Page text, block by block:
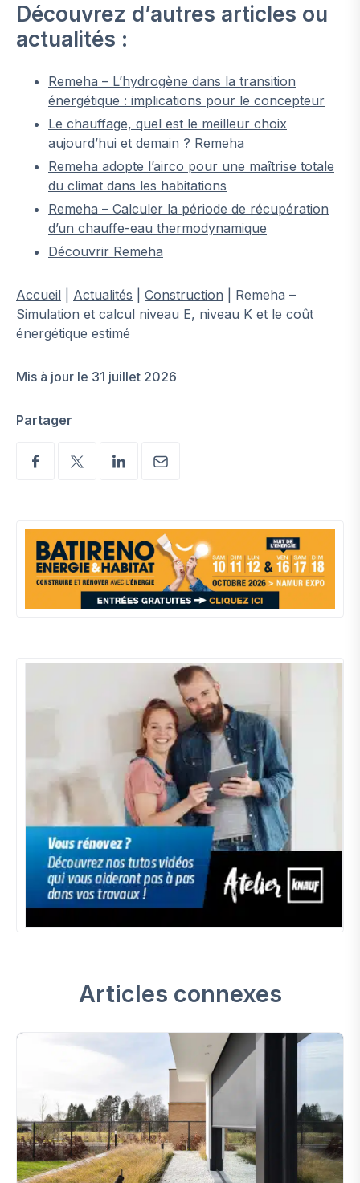
Découvrez d’autres articles ou
actualités :
Remeha – L’hydrogène dans la transition
énergétique : implications pour le concepteur
Le chauffage, quel est le meilleur choix
aujourd’hui et demain ? Remeha
Remeha adopte l’airco pour une maîtrise totale
du climat dans les habitations
Remeha – Calculer la période de récupération
d’un chauffe-eau thermodynamique
Découvrir Remeha
Accueil Actualités Construction
Remeha –
Simulation et calcul niveau E, niveau K et le coût
énergétique estimé
Mis à jour le 31 juillet 2026
Partager
Articles connexes